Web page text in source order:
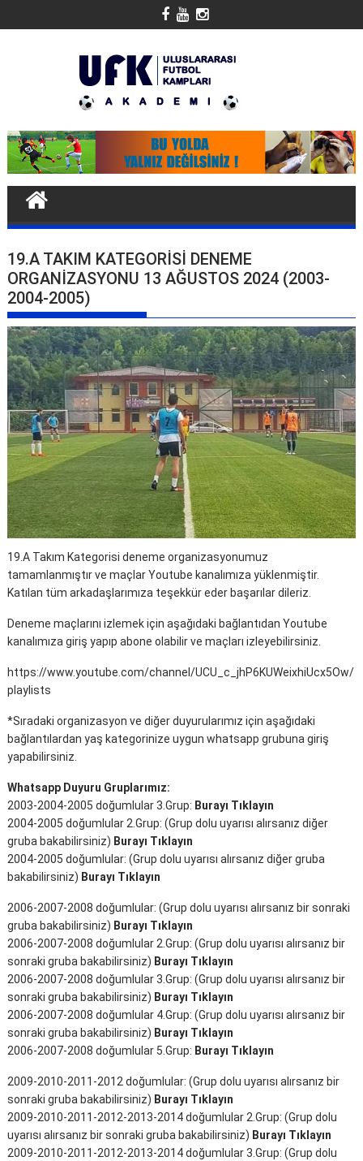
19.A TAKIM KATEGORISI DENEME
ORGANIZASYONU 13 AĞUSTOS 2024 (2003-
2004-2005)
19.A Takım Kategorisi deneme organizasyonumuz
tamamlanmıştır ve maçlar Youtube kanalımıza yüklenmiştir.
Katılan tüm arkadaşlarımıza teşekkür eder başarılar dileriz.
Deneme maçlarını izlemek için aşağıdaki bağlantıdan Youtube
kanalımıza giriş yapıp abone olabilir ve maçları izleyebilirsiniz.
https://www.youtube.com/channel/UCU_c_jhP6KUWeixhiUcx5Ow/
playlists
*Sıradaki organizasyon ve diğer duyurularımız için aşağıdaki
bağlantılardan yaş kategorinize uygun whatsapp grubuna giriş
yapabilirsiniz.
Whatsapp Duyuru Gruplarımız:
2003-2004-2005 doğumlular 3.Grup: Burayı Tıklayın
2004-2005 doğumlular 2.Grup: (Grup dolu uyarısı alırsanız diğer
gruba bakabilirsiniz) Burayı Tıklayın
2004-2005 doğumlular: (Grup dolu uyarısı alırsanız diğer gruba
bakabilirsiniz) Burayı Tıklayın
2006-2007-2008 doğumlular: (Grup dolu uyarısı alırsanız bir sonraki
gruba bakabilirsiniz) Burayı Tıklayın
2006-2007-2008 doğumlular 2.Grup: (Grup dolu uyarısı alırsanız bir
sonraki gruba bakabilirsiniz) Burayı Tıklayın
2006-2007-2008 doğumlular 3.Grup: (Grup dolu uyarısı alırsanız bir
sonraki gruba bakabilirsiniz) Burayı Tıklayın
2006-2007-2008 doğumlular 4.Grup: (Grup dolu uyarısı alırsanız bir
sonraki gruba bakabilirsiniz) Burayı Tıklayın
2006-2007-2008 doğumlular 5.Grup: Burayı Tıklayın
2009-2010-2011-2012 doğumlular: (Grup dolu uyarısı alırsanız bir
sonraki gruba bakabilirsiniz) Burayı Tıklayın
2009-2010-2011-2012-2013-2014 doğumlular 2.Grup: (Grup dolu
uyarısı alırsanız bir sonraki gruba bakabilirsiniz) Burayı Tıklayın
2009-2010-2011-2012-2013-2014 doğumlular 3.Grup: (Grup dolu